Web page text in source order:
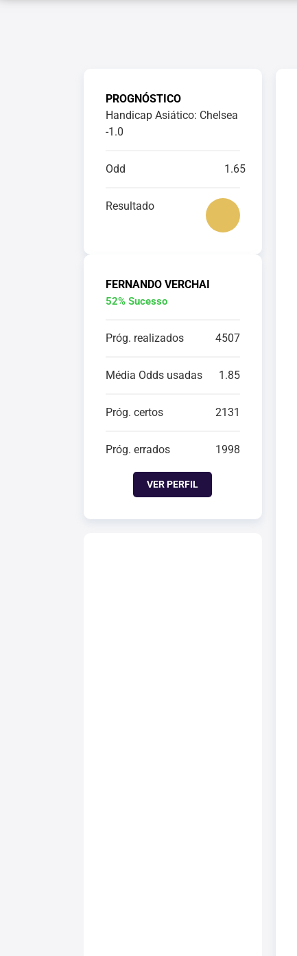
PROGNÓSTICO
Handicap Asiático: Chelsea
-1.0
Odd 1.65
Resultado
FERNANDO VERCHAI
52% Sucesso
Próg. realizados 4507
Média Odds usadas 1.85
Próg. certos 2131
Próg. errados 1998
VER PERFIL